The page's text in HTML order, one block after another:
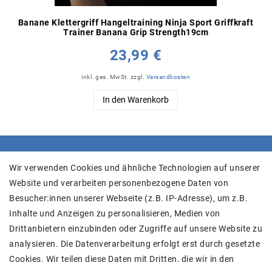
Banane Klettergriff Hangeltraining Ninja Sport Griffkraft
Trainer Banana Grip Strength19cm
23,99 €
inkl. ges. MwSt. zzgl. Versandkosten
In den Warenkorb
SHOP
Versand
Widerrufs­recht
Widerrufs­formular
Impressum
Daten­schutz­erklärung
Wir verwenden Cookies und ähnliche Technologien auf unserer
Website und verarbeiten personenbezogene Daten von
Besucher:innen unserer Webseite (z.B. IP-Adresse), um z.B.
Inhalte und Anzeigen zu personalisieren, Medien von
Drittanbietern einzubinden oder Zugriffe auf unsere Website zu
analysieren. Die Datenverarbeitung erfolgt erst durch gesetzte
Cookies. Wir teilen diese Daten mit Dritten, die wir in den